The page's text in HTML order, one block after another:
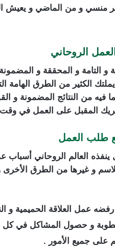
منسي و من الماضي و يعيش
الروحاني
و التامة و المحققة و
يملتك الكثير من الطرق
لما فيه من النتائج
المقبل على العمل في
طلب العمل
العالم الروحاني
و غيرها من الطرق
عمل العلاقة الحميمية و
و حصول المشاكل في كل
على جميع الأمور .